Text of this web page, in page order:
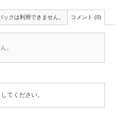
ックは利用できません。 コメント (0)
。
してください。